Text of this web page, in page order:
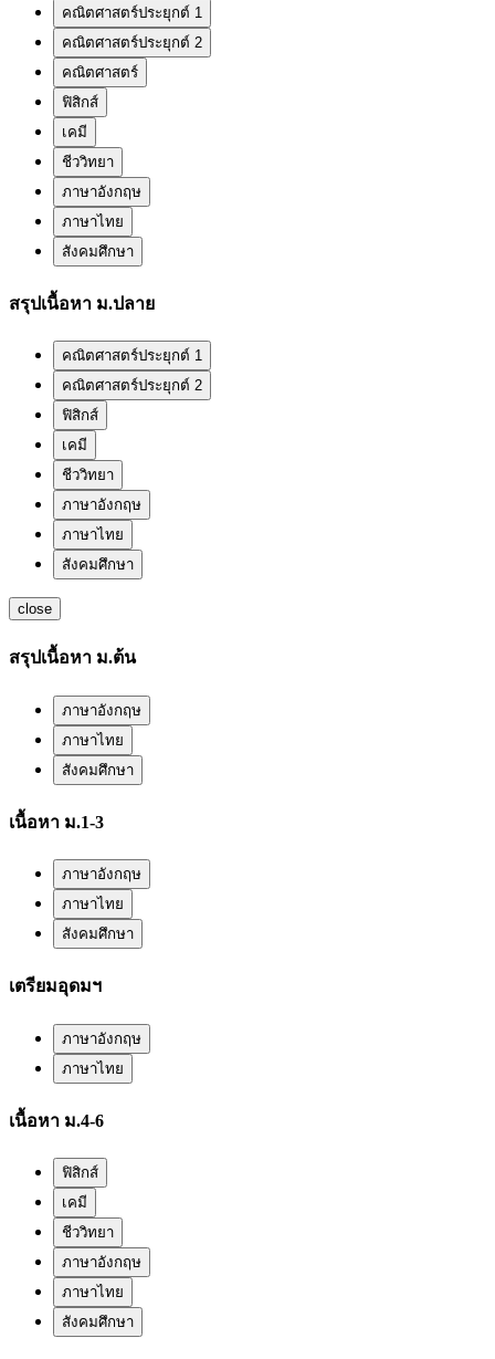
คณิตศาสตร์ประยุกต์ 1
คณิตศาสตร์ประยุกต์ 2
คณิตศาสตร์
ฟิสิกส์
เคมี
ชีววิทยา
ภาษาอังกฤษ
ภาษาไทย
สังคมศึกษา
สรุปเนื้อหา ม.ปลาย
คณิตศาสตร์ประยุกต์ 1
คณิตศาสตร์ประยุกต์ 2
ฟิสิกส์
เคมี
ชีววิทยา
ภาษาอังกฤษ
ภาษาไทย
สังคมศึกษา
close
สรุปเนื้อหา ม.ต้น
ภาษาอังกฤษ
ภาษาไทย
สังคมศึกษา
เนื้อหา ม.1-3
ภาษาอังกฤษ
ภาษาไทย
สังคมศึกษา
เตรียมอุดมฯ
ภาษาอังกฤษ
ภาษาไทย
เนื้อหา ม.4-6
ฟิสิกส์
เคมี
ชีววิทยา
ภาษาอังกฤษ
ภาษาไทย
สังคมศึกษา